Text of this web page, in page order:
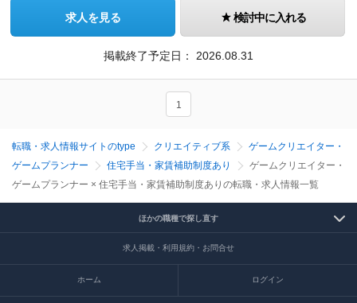
求人を見る 検討中に入れる
掲載終了予定日： 2026.08.31
1
転職・求人情報サイトのtype クリエイティブ系
ゲームクリエイター・
ゲームプランナー
住宅手当・家賃補助制度あり
ゲームクリエイター・
ゲームプランナー × 住宅手当・家賃補助制度ありの転職・求人情報一覧
ほかの職種で探し直す
求人掲載・利用規約・お問合せ
ホーム ログイン